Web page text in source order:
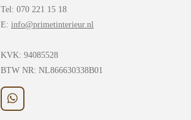
Tel: 070 221 15 18
E: info@primetinterieur.nl
KVK: 94085528
BTW NR: NL866630338B01
W
h